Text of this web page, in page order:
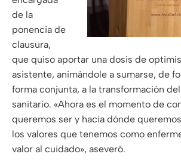
de la
ponencia de
clausura,
que quiso aportar una dosis de
asistente, animándole a sumarse, de
forma conjunta, a la transformación
sanitario. «Ahora es el momento de
queremos ser y hacia dónde
los valores que tenemos como
valor al cuidado», aseveró.